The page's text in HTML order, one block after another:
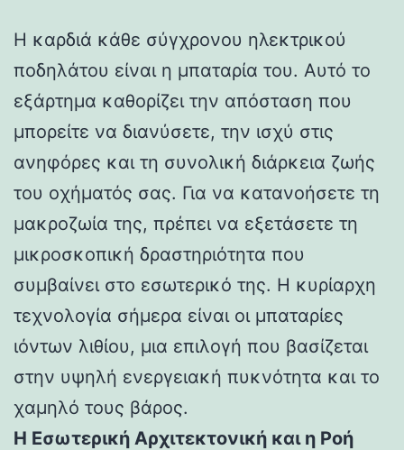
Η καρδιά κάθε σύγχρονου ηλεκτρικού
ποδηλάτου είναι η μπαταρία του. Αυτό το
εξάρτημα καθορίζει την απόσταση που
μπορείτε να διανύσετε, την ισχύ στις
ανηφόρες και τη συνολική διάρκεια ζωής
του οχήματός σας. Για να κατανοήσετε τη
μακροζωία της, πρέπει να εξετάσετε τη
μικροσκοπική δραστηριότητα που
συμβαίνει στο εσωτερικό της. Η κυρίαρχη
τεχνολογία σήμερα είναι οι μπαταρίες
ιόντων λιθίου, μια επιλογή που βασίζεται
στην υψηλή ενεργειακή πυκνότητα και το
χαμηλό τους βάρος.
Η Εσωτερική Αρχιτεκτονική και η Ροή